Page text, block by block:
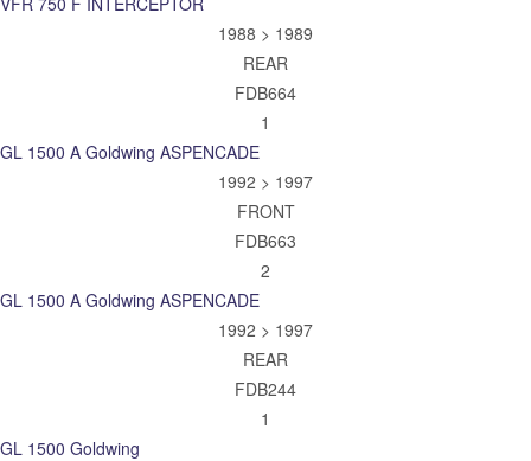
1988 > 1989
REAR
FDB664
1
GL 1500 A Goldwing ASPENCADE
1992 > 1997
FRONT
FDB663
2
GL 1500 A Goldwing ASPENCADE
1992 > 1997
REAR
FDB244
1
GL 1500 Goldwing